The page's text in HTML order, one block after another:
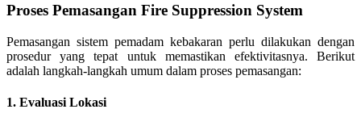
Proses Pemasangan Fire Suppression System
Pemasangan sistem pemadam kebakaran perlu dilakukan dengan
prosedur yang tepat untuk memastikan efektivitasnya. Berikut
adalah langkah-langkah umum dalam proses pemasangan:
1. Evaluasi Lokasi